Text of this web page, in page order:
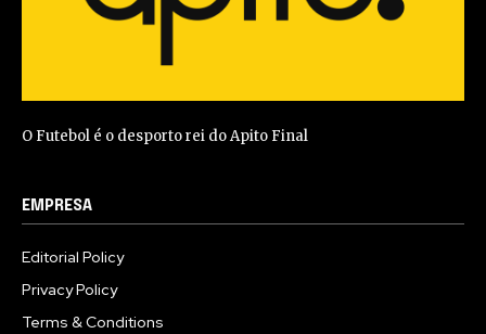
O Futebol é o desporto rei do Apito Final
EMPRESA
Editorial Policy
Privacy Policy
Terms & Conditions